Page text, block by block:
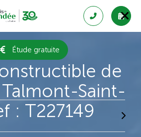
Étude gratuite
résultats
de
Saint-
: T227149